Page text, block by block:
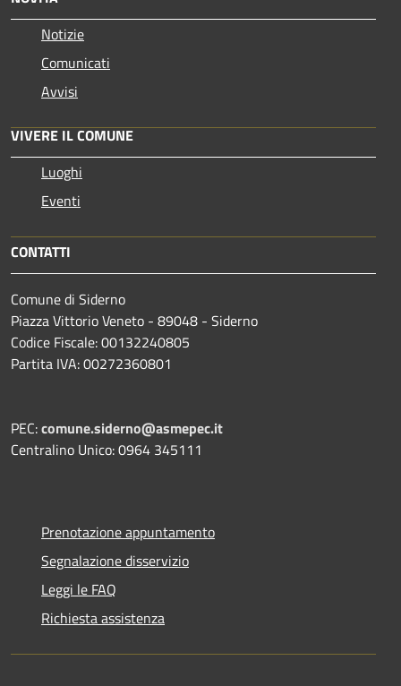
Notizie
Comunicati
Avvisi
VIVERE IL COMUNE
Luoghi
Eventi
CONTATTI
Comune di Siderno
Piazza Vittorio Veneto - 89048 - Siderno
Codice Fiscale: 00132240805
Partita IVA: 00272360801
PEC:comune.siderno@asmepec.it
Centralino Unico: 0964 345111
Prenotazione appuntamento
Segnalazione disservizio
Leggi le FAQ
Richiesta assistenza